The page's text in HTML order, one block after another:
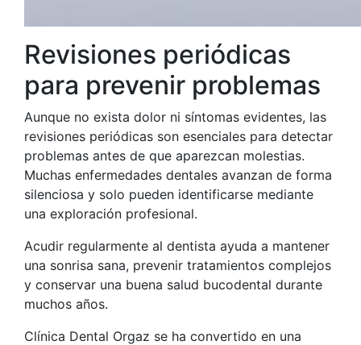
Revisiones periódicas
para prevenir problemas
Aunque no exista dolor ni síntomas evidentes, las
revisiones periódicas son esenciales para detectar
problemas antes de que aparezcan molestias.
Muchas enfermedades dentales avanzan de forma
silenciosa y solo pueden identificarse mediante
una exploración profesional.
Acudir regularmente al dentista ayuda a mantener
una sonrisa sana, prevenir tratamientos complejos
y conservar una buena salud bucodental durante
muchos años.
Clínica Dental Orgaz se ha convertido en una